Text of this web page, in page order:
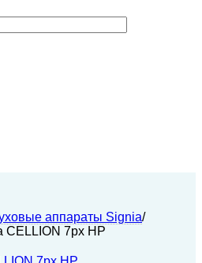
аппараты Signia/
CELLION 7px HP